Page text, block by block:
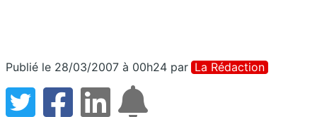
Publié le 28/03/2007 à 00h24 par La Rédaction